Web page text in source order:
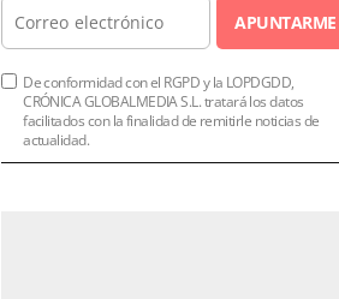
APUNTARME
De conformidad con el RGPD y la LOPDGDD,
CRÓNICA GLOBALMEDIA S.L. tratará los datos
facilitados con la finalidad de remitirle noticias de
actualidad.